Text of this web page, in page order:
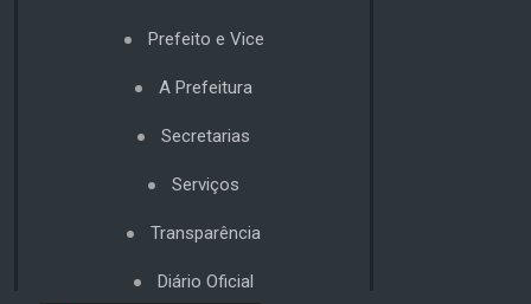
Prefeito e Vice
A Prefeitura
Secretarias
Serviços
Transparência
Diário Oficial